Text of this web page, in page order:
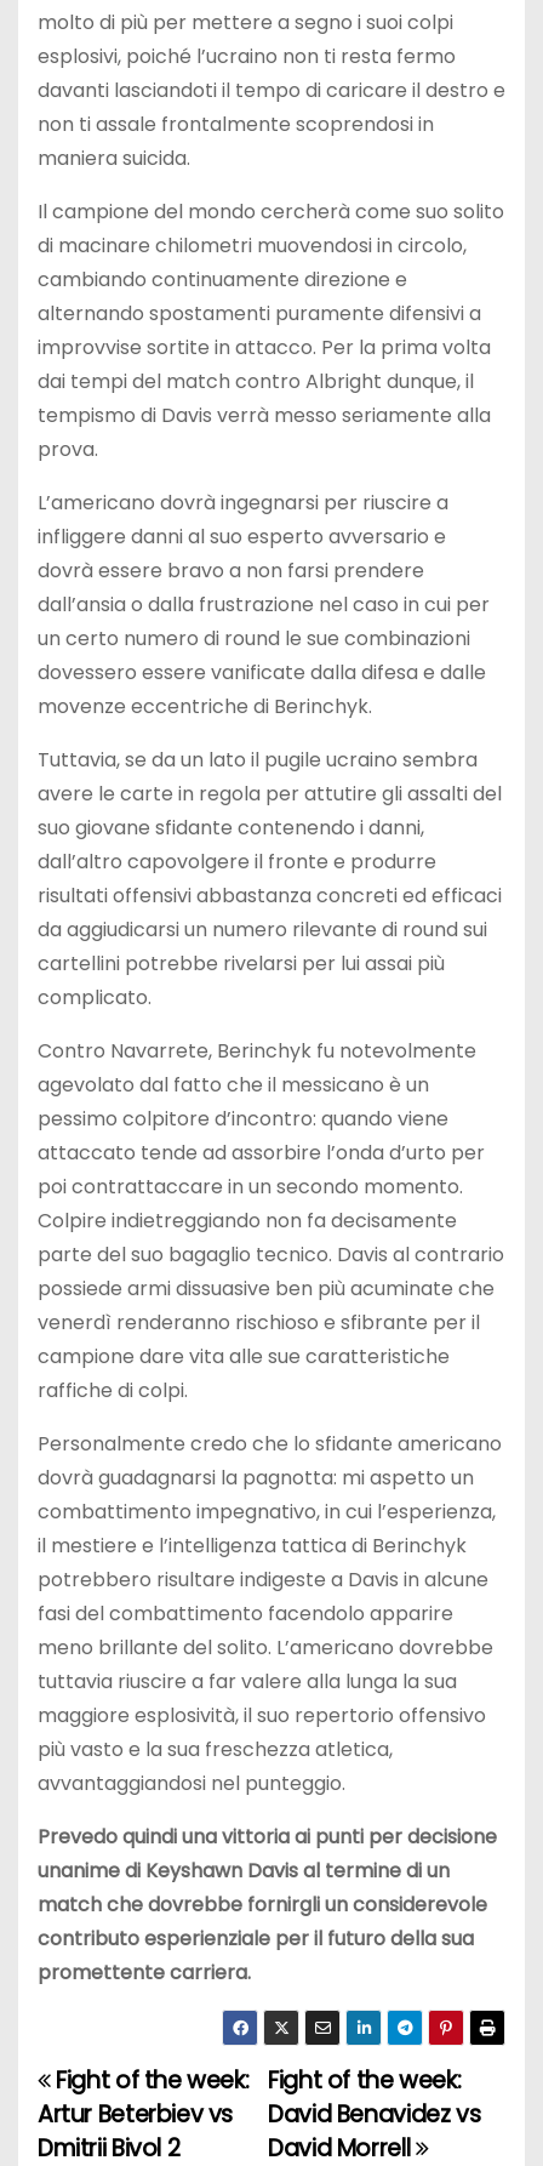
molto di più per mettere a segno i suoi colpi
esplosivi, poiché l’ucraino non ti resta fermo
davanti lasciandoti il tempo di caricare il destro e
non ti assale frontalmente scoprendosi in
maniera suicida.
Il campione del mondo cercherà come suo solito
di macinare chilometri muovendosi in circolo,
cambiando continuamente direzione e
alternando spostamenti puramente difensivi a
improvvise sortite in attacco. Per la prima volta
dai tempi del match contro Albright dunque, il
tempismo di Davis verrà messo seriamente alla
prova.
L’americano dovrà ingegnarsi per riuscire a
infliggere danni al suo esperto avversario e
dovrà essere bravo a non farsi prendere
dall’ansia o dalla frustrazione nel caso in cui per
un certo numero di round le sue combinazioni
dovessero essere vanificate dalla difesa e dalle
movenze eccentriche di Berinchyk.
Tuttavia, se da un lato il pugile ucraino sembra
avere le carte in regola per attutire gli assalti del
suo giovane sfidante contenendo i danni,
dall’altro capovolgere il fronte e produrre
risultati offensivi abbastanza concreti ed efficaci
da aggiudicarsi un numero rilevante di round sui
cartellini potrebbe rivelarsi per lui assai più
complicato.
Contro Navarrete, Berinchyk fu notevolmente
agevolato dal fatto che il messicano è un
pessimo colpitore d’incontro: quando viene
attaccato tende ad assorbire l’onda d’urto per
poi contrattaccare in un secondo momento.
Colpire indietreggiando non fa decisamente
parte del suo bagaglio tecnico. Davis al contrario
possiede armi dissuasive ben più acuminate che
venerdì renderanno rischioso e sfibrante per il
campione dare vita alle sue caratteristiche
raffiche di colpi.
Personalmente credo che lo sfidante americano
dovrà guadagnarsi la pagnotta: mi aspetto un
combattimento impegnativo, in cui l’esperienza,
il mestiere e l’intelligenza tattica di Berinchyk
potrebbero risultare indigeste a Davis in alcune
fasi del combattimento facendolo apparire
meno brillante del solito. L’americano dovrebbe
tuttavia riuscire a far valere alla lunga la sua
maggiore esplosività, il suo repertorio offensivo
più vasto e la sua freschezza atletica,
avvantaggiandosi nel punteggio.
Prevedo quindi una vittoria ai punti per decisione
unanime di Keyshawn Davis al termine di un
match che dovrebbe fornirgli un considerevole
contributo esperienziale per il futuro della sua
promettente carriera.
N
a
Fight of the week:
David Benavidez vs
David Morrell
Fight of the week:
Artur Beterbiev vs
Dmitrii Bivol 2